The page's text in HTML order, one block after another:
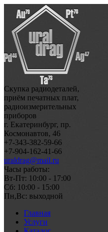
Скупка радиодеталей,
приём печатных плат,
радиоизмерительных
приборов
г. Екатеринбург, пр.
Космонавтов, 46
+7-343-382-59-66
+7-904-162-41-66
uraldrag@mail.ru
Часы работы:
Вт-Пт: 10:00 - 17:00
Сб: 10:00 - 15:00
Пн,Вс: выходной
Главная
Услуги